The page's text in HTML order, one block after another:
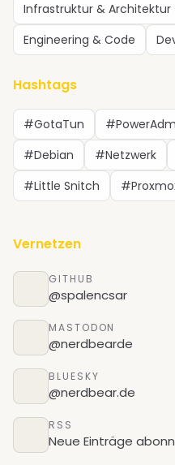
Infrastruktur & Architektur
Engineering & Code
Hashtags
#GotaTun
#Debian
#Netzwerk
#Little Snitch
Vernetzen
GITHUB
@spalencsar
MASTODON
@nerdbearde
BLUESKY
@nerdbear.de
RSS
Neue Einträge